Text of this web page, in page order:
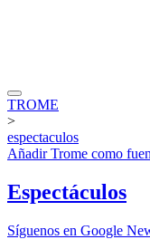
TROME
>
espectaculos
AñadirTrome como
Espectáculos
Síguenos en Google